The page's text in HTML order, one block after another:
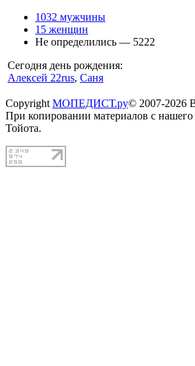
1032 мужчины
15 женщин
Не определились — 5222
Сегодня день рождения:
Алексей 22rus, Саня
Copyright МОПЕДИСТ.ру© 2007-2026
При копировании материалов с
Тойота.